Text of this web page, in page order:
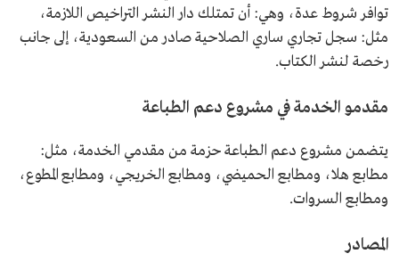
توافر شروط عدة، وهي: أن تمتلك دار النشر التراخيص اللازمة،
مثل: سجل تجاري ساري الصلاحية صادر من السعودية، إلى جانب
رخصة لنشر الكتاب.
مقدمو الخدمة في مشروع دعم الطباعة
يتضمن مشروع دعم الطباعة حزمة من مقدمي الخدمة، مثل:
مطابع هلا، ومطابع الحميضي، ومطابع الخريجي، ومطابع المطوع،
ومطابع السروات.
المصادر